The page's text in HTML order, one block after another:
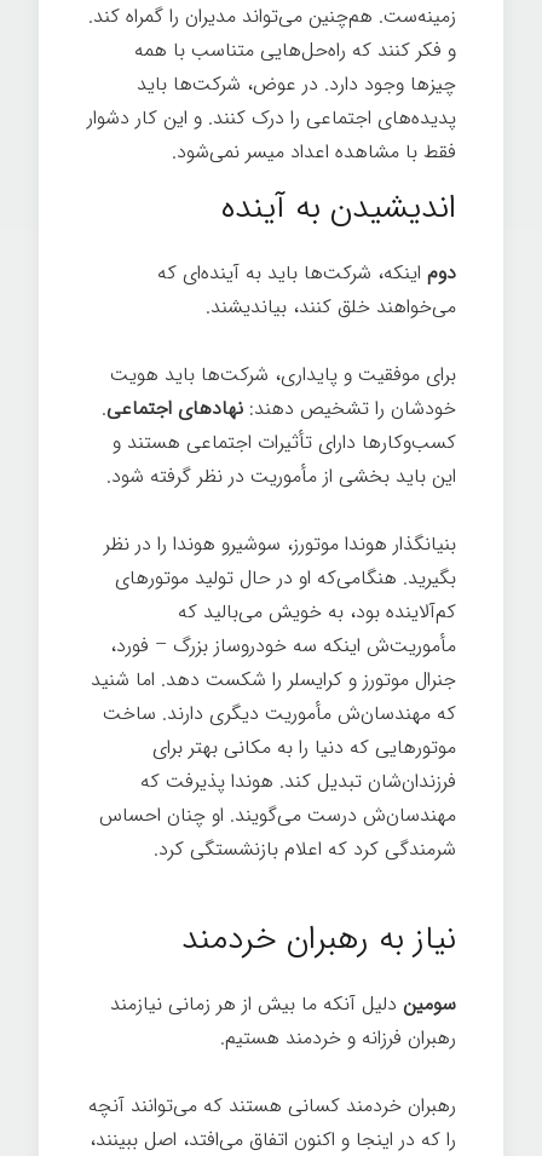
زمینه‌ست. هم‌چنین می‌تواند مدیران را گمراه کند.
و فکر کنند که راه‌حل‌هایی متناسب با همه
چیزها وجود دارد. در عوض، شرکت‌ها باید
پدیده‌های اجتماعی را درک کنند. و این کار دشوار
فقط با مشاهده اعداد میسر نمی‌شود.
اندیشیدن به آینده
دوم اینکه، شرکت‌ها باید به آینده‌ای که
می‌خواهند خلق کنند، بیاندیشند.
برای موفقیت و پایداری، شرکت‌ها باید هویت
خودشان را تشخیص دهند: نهادهای اجتماعی.
کسب‌وکار‌ها دارای تأثیرات اجتماعی هستند و
این باید بخشی از مأموریت در نظر گرفته شود.
بنیانگذار هوندا موتورز، سوشیرو هوندا را در نظر
بگیرید. هنگامی‌که او در حال تولید موتورهای
کم‌آلاینده بود، به خویش می‌بالید که
مأموریت‌ش اینکه سه خودروساز بزرگ – فورد،
جنرال موتورز و کرایسلر را شکست دهد. اما شنید
که مهندسان‌ش مأموریت دیگری دارند. ساخت
موتورهایی که دنیا را به مکانی بهتر برای
فرزندان‌شان تبدیل کند. هوندا پذیرفت که
مهندسان‌ش درست می‌گویند. او چنان احساس
شرمندگی کرد که اعلام بازنشستگی کرد.
نیاز به رهبران خردمند
سومین دلیل آنکه ما بیش از هر زمانی نیازمند
رهبران فرزانه و خردمند هستیم.
رهبران خردمند کسانی هستند که می‌توانند آنچه
را که در اينجا و اكنون اتفاق می‌افتد، اصل ببينند،